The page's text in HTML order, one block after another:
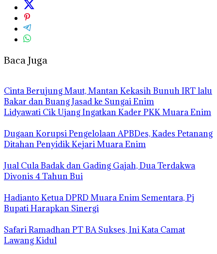
Baca Juga
Cinta Berujung Maut, Mantan Kekasih Bunuh IRT lalu
Bakar dan Buang Jasad ke Sungai Enim
Lidyawati Cik Ujang Ingatkan Kader PKK Muara Enim
Dugaan Korupsi Pengelolaan APBDes, Kades Petanang
Ditahan Penyidik Kejari Muara Enim
Jual Cula Badak dan Gading Gajah, Dua Terdakwa
Divonis 4 Tahun Bui
Hadianto Ketua DPRD Muara Enim Sementara, Pj
Bupati Harapkan Sinergi
Safari Ramadhan PT BA Sukses, Ini Kata Camat
Lawang Kidul